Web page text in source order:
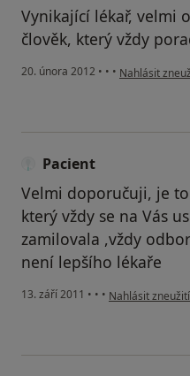
Vynikající lékař, velmi
člověk, který vždy
20. února 2012 • • • podle názoru
Nahlásit
Pacient
Velmi doporučuji, je
který vždy se na Vás
zamilovala ,vždy
není lepšího lékaře
13. září 2011 • • • podle názoru
Nahlásit zneužití